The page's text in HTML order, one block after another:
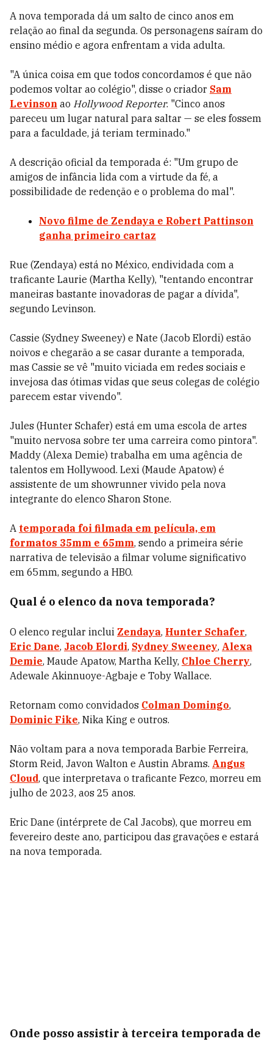
A nova temporada dá um salto de cinco anos em
relação ao final da segunda. Os personagens saíram do
ensino médio e agora enfrentam a vida adulta.
"A única coisa em que todos concordamos é que não
podemos voltar ao colégio", disse o criador Sam
Levinson ao Hollywood Reporter. "Cinco anos
pareceu um lugar natural para saltar — se eles fossem
para a faculdade, já teriam terminado."
A descrição oficial da temporada é: "Um grupo de
amigos de infância lida com a virtude da fé, a
possibilidade de redenção e o problema do mal".
Novo filme de Zendaya e Robert Pattinson
ganha primeiro cartaz
Rue (Zendaya) está no México, endividada com a
traficante Laurie (Martha Kelly), "tentando encontrar
maneiras bastante inovadoras de pagar a dívida",
segundo Levinson.
Cassie (Sydney Sweeney) e Nate (Jacob Elordi) estão
noivos e chegarão a se casar durante a temporada,
mas Cassie se vê "muito viciada em redes sociais e
invejosa das ótimas vidas que seus colegas de colégio
parecem estar vivendo".
Jules (Hunter Schafer) está em uma escola de artes
"muito nervosa sobre ter uma carreira como pintora".
Maddy (Alexa Demie) trabalha em uma agência de
talentos em Hollywood. Lexi (Maude Apatow) é
assistente de um showrunner vivido pela nova
integrante do elenco Sharon Stone.
A temporada foi filmada em película, em
formatos 35mm e 65mm, sendo a primeira série
narrativa de televisão a filmar volume significativo
em 65mm, segundo a HBO.
Qual é o elenco da nova temporada?
O elenco regular inclui Zendaya, Hunter Schafer,
Eric Dane, Jacob Elordi, Sydney Sweeney, Alexa
Demie, Maude Apatow, Martha Kelly, Chloe Cherry,
Adewale Akinnuoye-Agbaje e Toby Wallace.
Retornam como convidados Colman Domingo,
Dominic Fike, Nika King e outros.
Não voltam para a nova temporada Barbie Ferreira,
Storm Reid, Javon Walton e Austin Abrams. Angus
Cloud, que interpretava o traficante Fezco, morreu em
julho de 2023, aos 25 anos.
Eric Dane (intérprete de Cal Jacobs), que morreu em
fevereiro deste ano, participou das gravações e estará
na nova temporada.
Onde posso assistir à terceira temporada de